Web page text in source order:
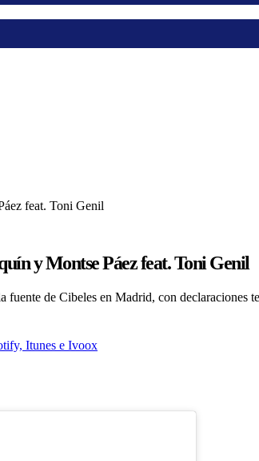
y Montse Páez feat. Toni Genil
de Cibeles en Madrid, con declaraciones